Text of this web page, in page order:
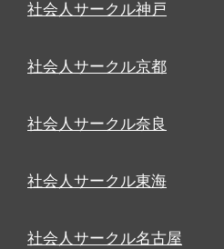
社会人サークル神戸
社会人サークル京都
社会人サークル奈良
社会人サークル東海
社会人サークル名古屋